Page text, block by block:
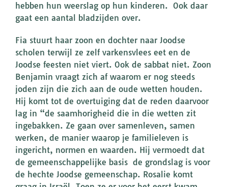
hebben hun weerslag op hun kinderen. Ook daar
gaat een aantal bladzijden over.
Fia stuurt haar zoon en dochter naar Joodse
scholen terwijl ze zelf varkensvlees eet en de
Joodse feesten niet viert. Ook de sabbat niet. Zoon
Benjamin vraagt zich af waarom er nog steeds
joden zijn die zich aan de oude wetten houden.
Hij komt tot de overtuiging dat de reden daarvoor
lag in “de saamhorigheid die in die wetten zit
ingebakken. Ze gaan over samenleven, samen
werken, de manier waarop je familieleven is
ingericht, normen en waarden. Hij vermoedt dat
de gemeenschappelijke basis de grondslag is voor
de hechte Joodse gemeenschap. Rosalie komt